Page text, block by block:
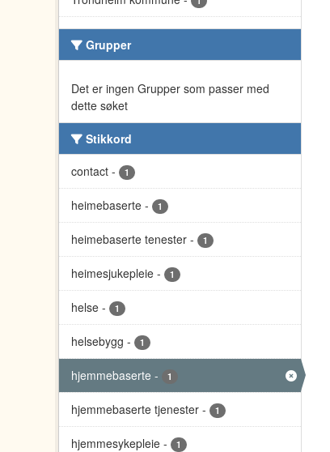
Grupper
Det er ingen Grupper som passer med
dette søket
Stikkord
contact - 1
heimebaserte - 1
heimebaserte tenester - 1
heimesjukepleie - 1
helse - 1
helsebygg - 1
hjemmebaserte - 1
hjemmebaserte tjenester - 1
hjemmesykepleie - 1